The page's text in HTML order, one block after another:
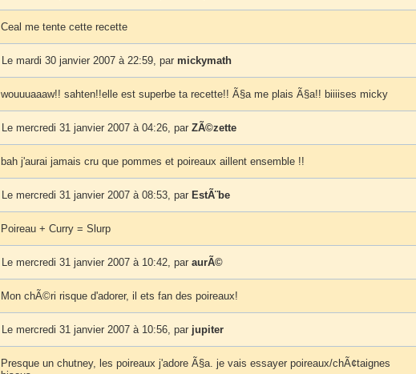
Ceal me tente cette recette
Le mardi 30 janvier 2007 à 22:59, par mickymath
wouuuaaaw!! sahten!!elle est superbe ta recette!! Ã§a me plais Ã§a!! biiiises micky
Le mercredi 31 janvier 2007 à 04:26, par ZÃ©zette
bah j'aurai jamais cru que pommes et poireaux aillent ensemble !!
Le mercredi 31 janvier 2007 à 08:53, par EstÃ¨be
Poireau + Curry = Slurp
Le mercredi 31 janvier 2007 à 10:42, par aurÃ©
Mon chÃ©ri risque d'adorer, il ets fan des poireaux!
Le mercredi 31 janvier 2007 à 10:56, par jupiter
Presque un chutney, les poireaux j'adore Ã§a. je vais essayer poireaux/chÃ¢taignes